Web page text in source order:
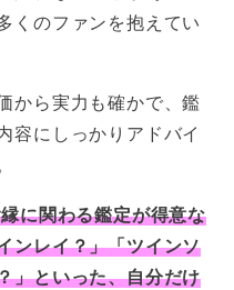
くのファンを抱えてい
から実力も確かで、鑑
容にしっかりアドバイ
に関わる鑑定が得意な
ンレイ？」「ツインソ
」といった、自分だけ